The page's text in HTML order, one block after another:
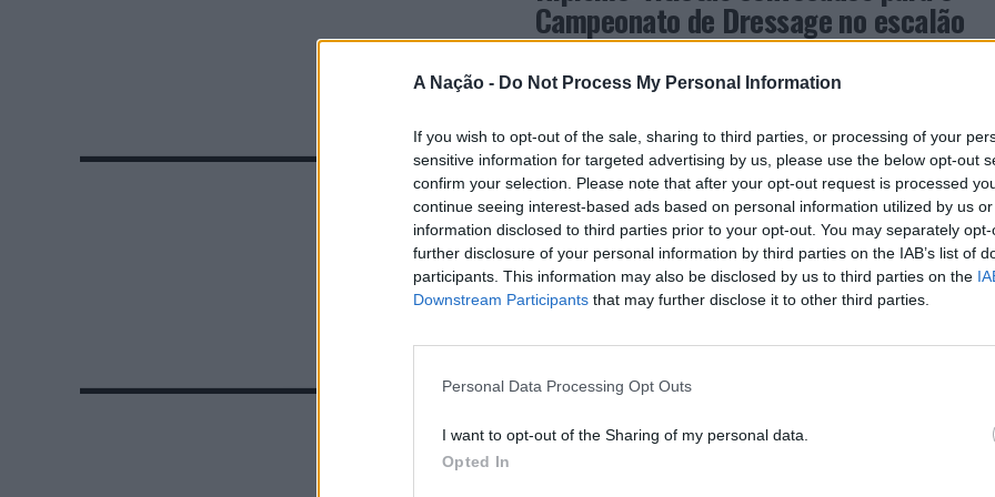
A Nação - Do Not Process My Personal Information
If you wish to opt-out of the sale, sharing to third parties, or processing of your
sensitive information for targeted advertising by us, please use the below opt-out
confirm your selection. Please note that after your opt-out request is processed
continue seeing interest-based ads based on personal information utilized by us
information disclosed to third parties prior to your opt-out. You may separately
further disclosure of your personal information by third parties on the IAB’s list of
participants. This information may also be disclosed by us to third parties on the
Downstream Participants that may further disclose it to other third parties.
Personal Data Processing Opt Outs
I want to opt-out of the Sharing of my personal data.
Opted In
Campeonato de Dressage no escalão
Children
Campeonato Europeu vai ter lugar em Budapeste,
Hipismo: Cavaleiros portugueses no
CSIO Madrid
Entre os dias 3 e 5 de junho, está a decorrer o CSIO
seleção nacional – Mandy Mendes Costa,...
ATUALIDADE 4 anos atrás
Viana do Castelo: “Uma Aventura com